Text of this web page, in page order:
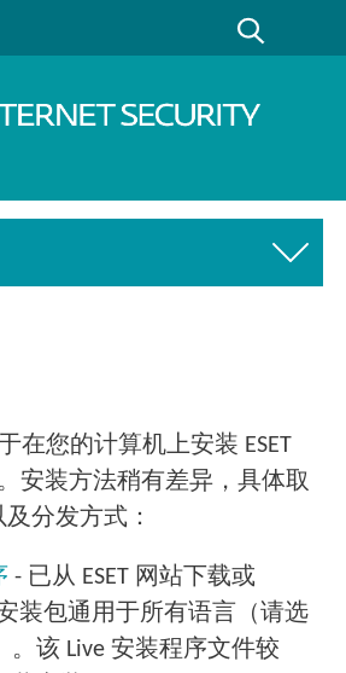
在您的计算机上安装 ESET
安装方法稍有差异，具体取
分发方式：
- 已从 ESET 网站下载或
装包通用于所有语言（请选
。该 Live 安装程序文件较